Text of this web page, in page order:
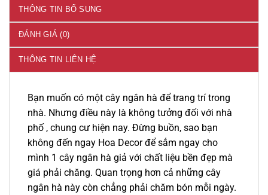
THÔNG TIN BỔ SUNG
ĐÁNH GIÁ (0)
THÔNG TIN LIÊN HỆ
Bạn muốn có một cây ngân hà để trang trí trong
nhà. Nhưng điều này là không tưởng đối với nhà
phố , chung cư hiện nay. Đừng buồn, sao bạn
không đến ngay Hoa Decor để sắm ngay cho
mình 1 cây ngân hà giả với chất liệu bền đẹp mà
giá phải chăng. Quan trọng hơn cả những cây
ngân hà này còn chẳng phải chăm bón mỗi ngày.